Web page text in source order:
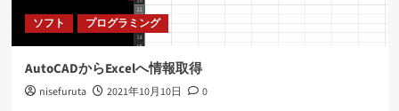
ソフト プログラミング
AutoCADからExcelへ情報取得
nisefuruta 2021年10月10日 0